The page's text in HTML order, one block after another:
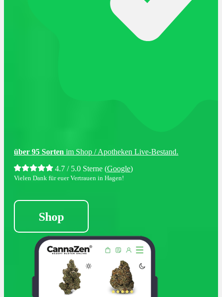
über 95 Sorten im Shop / Apotheken Live-Bestand.
4.7 / 5.0 Sterne (Google)
Vielen Dank für euer Vertrauen in Hagen!
Shop